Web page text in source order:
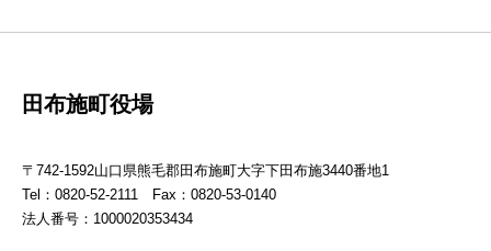
田布施町役場
〒742-1592山口県熊毛郡田布施町大字下田布施3440番地1
Tel：0820-52-2111 Fax：0820-53-0140
法人番号：1000020353434